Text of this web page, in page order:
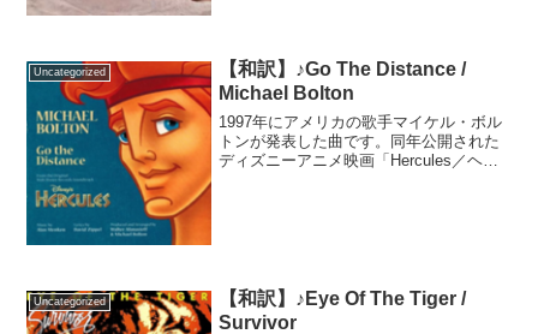
Uncategorized
【和訳】♪Go The Distance /
Michael Bolton
1997年にアメリカの歌手マイケル・ボル
トンが発表した曲です。同年公開された
ディズニーアニメ映画「Hercules／ヘラ
Uncategorized
【和訳】♪Eye Of The Tiger /
Survivor